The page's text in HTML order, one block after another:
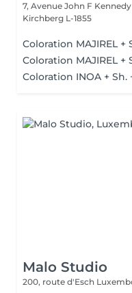
7, Avenue John F
Kirchberg L-1855
Coloration MAJIREL +
Coloration MAJIREL +
Coloration INOA + Sh.
Malo Studio
200, route d'Esch